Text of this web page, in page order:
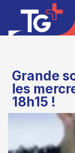
Grande
les
18h15 !